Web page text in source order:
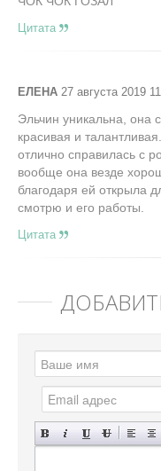
Цитата
ЕЛЕНА 27 августа 2019
Эльчин уникальна, она
красивая и
отлично справилась с
вообще она везде
благодаря ей открыла
смотрю и его работы.
Цитата